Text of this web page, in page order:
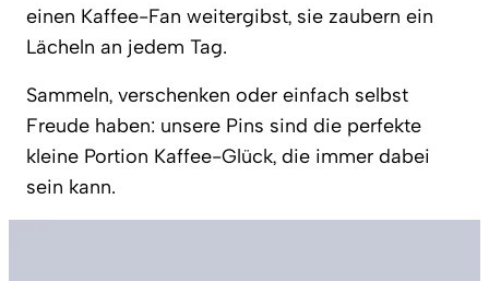
einen Kaffee-Fan weitergibst, sie zaubern ein
Lächeln an jedem Tag.
Sammeln, verschenken oder einfach selbst
Freude haben: unsere Pins sind die perfekte
kleine Portion Kaffee-Glück, die immer dabei
sein kann.